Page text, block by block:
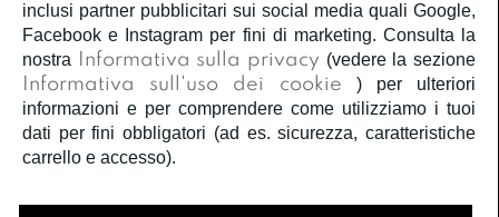
INFORMAZIONI LEGALI
inclusi partner pubblicitari sui social media quali Google,
Facebook e Instagram per fini di marketing. Consulta la
nostra
Informativa sulla privacy (vedere la sezione
Informativa sull'uso dei cookie
) per ulteriori
informazioni e per comprendere come utilizziamo i tuoi
dati per fini obbligatori (ad es. sicurezza, caratteristiche
carrello e accesso).